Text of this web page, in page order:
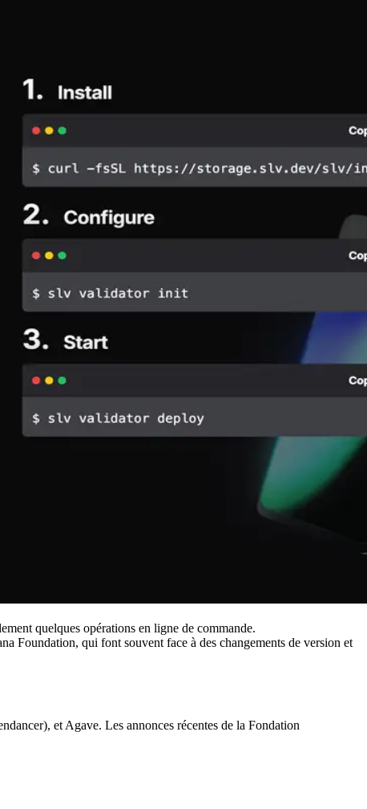
quelques opérations en ligne de commande.
Foundation, qui font souvent face à des changements de version et
et Agave. Les annonces récentes de la Fondation